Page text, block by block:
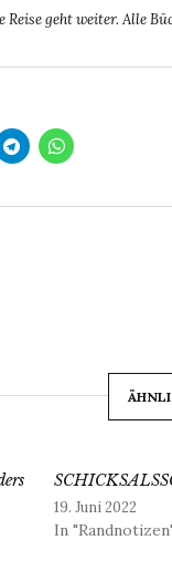
geht weiter. Alle
19. Juni 2022
In